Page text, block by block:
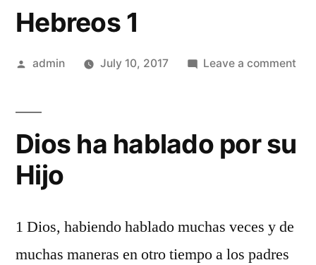
Hebreos 1
Posted
admin July 10, 2017 Leave a comment
Dios ha hablado por su
Hijo
1 Dios, habiendo hablado muchas veces y de
muchas maneras en otro tiempo a los padres